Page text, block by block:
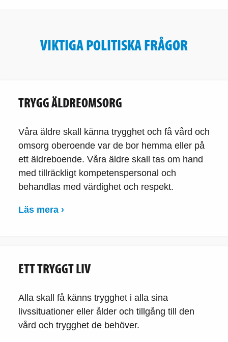
VIKTIGA POLITISKA FRÅGOR
TRYGG ÄLDREOMSORG
Våra äldre skall känna trygghet och få vård och
omsorg oberoende var de bor hemma eller på
ett äldreboende. Våra äldre skall tas om hand
med tillräckligt kompetenspersonal och
behandlas med värdighet och respekt.
Läs mera ›
ETT TRYGGT LIV
Alla skall få känns trygghet i alla sina
livssituationer eller ålder och tillgång till den
vård och trygghet de behöver.